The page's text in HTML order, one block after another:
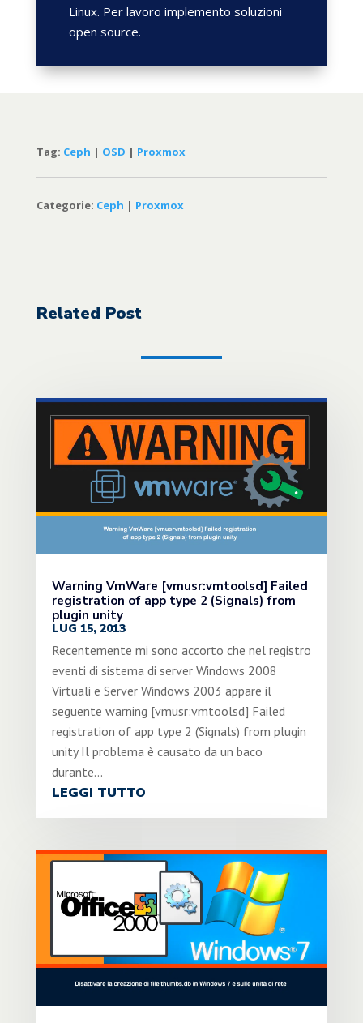
Linux. Per lavoro implemento soluzioni
open source.
Tag: Ceph | OSD | Proxmox
Categorie: Ceph | Proxmox
Related Post
Warning VmWare [vmusr:vmtoolsd] Failed
registration of app type 2 (Signals) from
plugin unity
LUG 15, 2013
Recentemente mi sono accorto che nel registro
eventi di sistema di server Windows 2008
Virtuali e Server Windows 2003 appare il
seguente warning [vmusr:vmtoolsd] Failed
registration of app type 2 (Signals) from plugin
unity Il problema è causato da un baco
durante...
LEGGI TUTTO